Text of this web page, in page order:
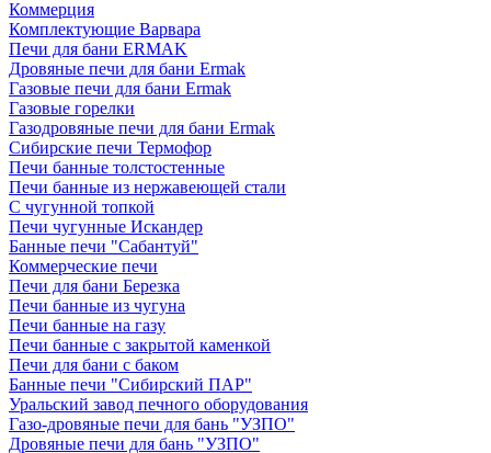
Коммерция
Комплектующие Варвара
Печи для бани ERMAK
Дровяные печи для бани Ermak
Газовые печи для бани Ermak
Газовые горелки
Газодровяные печи для бани Ermak
Сибирские печи Термофор
Печи банные толстостенные
Печи банные из нержавеющей стали
С чугунной топкой
Печи чугунные Искандер
Банные печи "Сабантуй"
Коммерческие печи
Печи для бани Березка
Печи банные из чугуна
Печи банные на газу
Печи банные с закрытой каменкой
Печи для бани с баком
Банные печи "Сибирский ПАР"
Уральский завод печного оборудования
Газо-дровяные печи для бань "УЗПО"
Дровяные печи для бань "УЗПО"